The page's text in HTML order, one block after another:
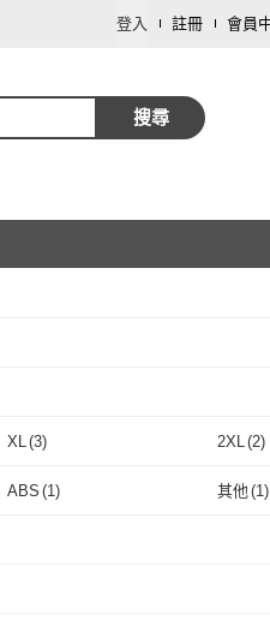
登入 註冊 會員
搜尋
XL (3) 2XL (2)
ABS (1) 其他 (1)